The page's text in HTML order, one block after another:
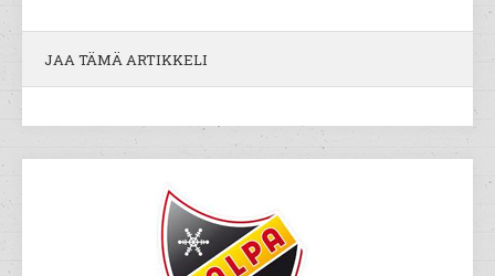
JAA TÄMÄ ARTIKKELI